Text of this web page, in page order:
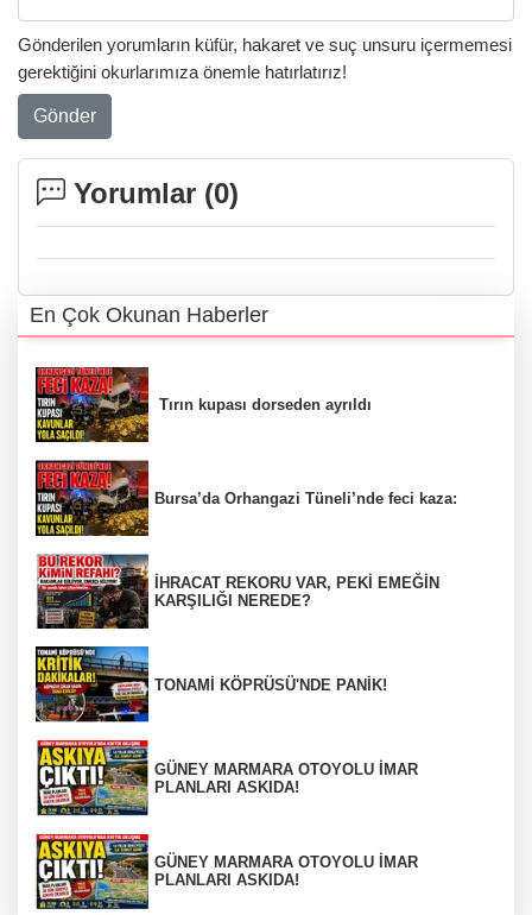
Gönderilen yorumların küfür, hakaret ve suç unsuru içermemesi
gerektiğini okurlarımıza önemle hatırlatırız!
Gönder
Yorumlar (0)
En Çok Okunan Haberler
Tırın kupası dorseden ayrıldı
Bursa’da Orhangazi Tüneli’nde feci kaza:
İHRACAT REKORU VAR, PEKİ EMEĞİN
KARŞILIĞI NEREDE?
TONAMİ KÖPRÜSÜ'NDE PANİK!
GÜNEY MARMARA OTOYOLU İMAR
PLANLARI ASKIDA!
GÜNEY MARMARA OTOYOLU İMAR
PLANLARI ASKIDA!